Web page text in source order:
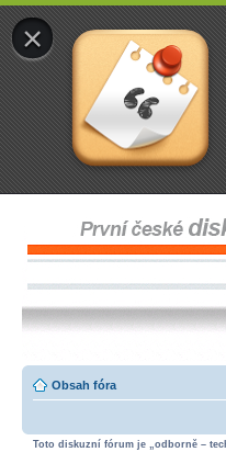
×
Obsah fóra
Toto diskuzní fórum je „odborně –